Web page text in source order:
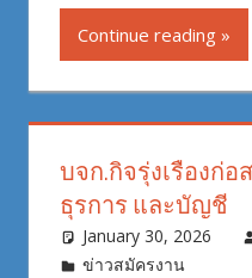
Continue reading
บจก.กิจรุ่งเรืองก่
ธุรการ และบัญชี
January 30, 2026
ข่าวสมัครงาน